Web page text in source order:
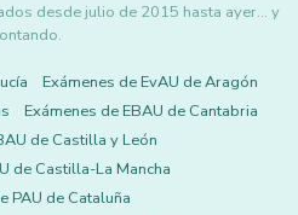
desde julio de 2015 hasta ayer... y
Exámenes de EvAU de Aragón
Exámenes de EBAU de Cantabria
de Castilla y León
de Castilla-La Mancha
PAU de Cataluña